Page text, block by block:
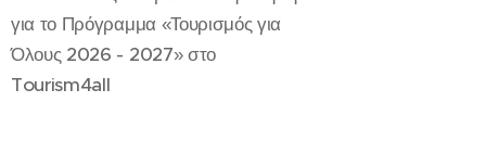
για το Πρόγραμμα «Τουρισμός για
Όλους 2026 - 2027» στο
Tourism4all